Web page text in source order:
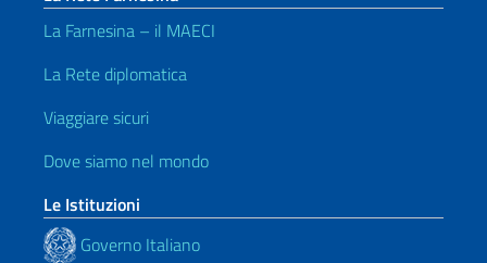
La Farnesina – il MAECI
La Rete diplomatica
Viaggiare sicuri
Dove siamo nel mondo
Le Istituzioni
Governo Italiano